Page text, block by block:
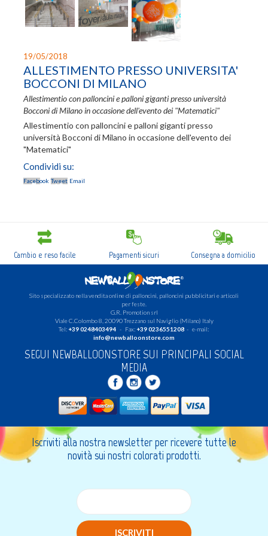
Login Registrati
19/05/2018
ALLESTIMENTO PRESSO UNIVERSITA'
BOCCONI DI MILANO
Allestimentio con palloncini e palloni giganti presso università
Bocconi di Milano in occasione dell'evento dei "Matematici"
Allestimentio con palloncini e palloni giganti presso
università Bocconi di Milano in occasione dell'evento dei
"Matematici"
Condividi su:
Facebook Tweet Email
Cambio e reso facile Pagamenti sicuri Consegna a domicilio
Sito specializzato nella vendita online di palloncini, palloncini pubblicitari e articoli
per feste.
G.R. Promotion srl
Viale C.Colombo 8, 20090 Trezzano sul Naviglio (Milano) Italy
Tel:+39 0248403494- Fax:+39 0236551208- e-mail:
info@newballoonstore.com
SEGUI NEWBALLOONSTORE SUI PRINCIPALI SOCIAL
MEDIA
Iscriviti alla nostra newsletter per ricevere tutte le
novità sui nostri colorati prodotti.
ISCRIVITI